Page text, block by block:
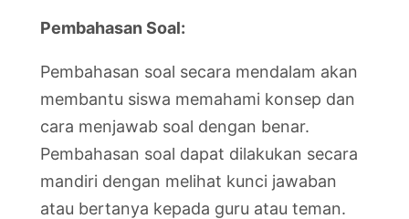
Pembahasan Soal:
Pembahasan soal secara mendalam akan
membantu siswa memahami konsep dan
cara menjawab soal dengan benar.
Pembahasan soal dapat dilakukan secara
mandiri dengan melihat kunci jawaban
atau bertanya kepada guru atau teman.